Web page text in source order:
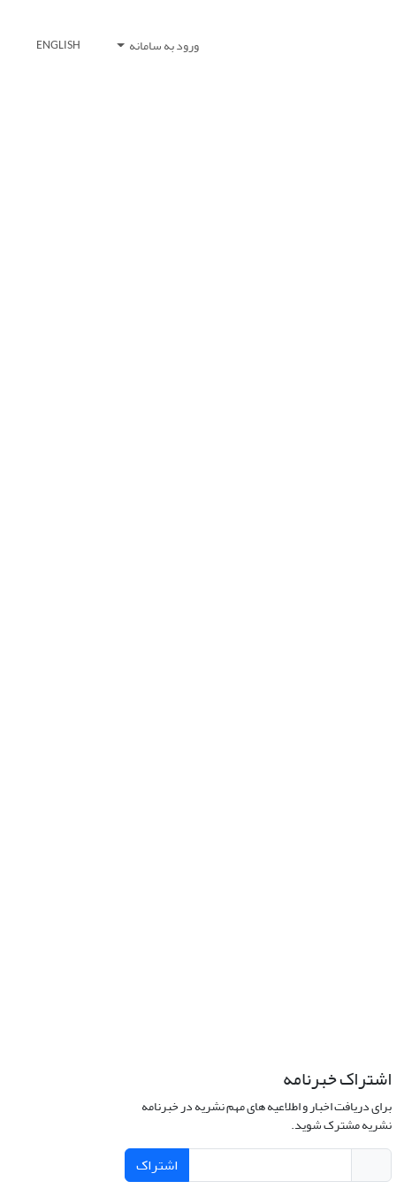
ورود به سامانه ENGLISH
اشتراک خبرنامه
برای دریافت اخبار و اطلاعیه های مهم نشریه در خبرنامه
نشریه مشترک شوید.
اشتراک